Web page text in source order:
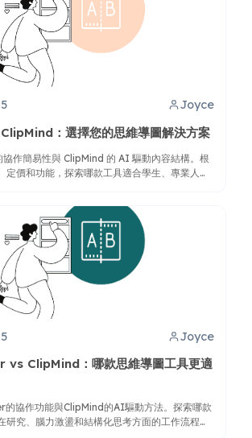
Joyce
：選擇您的思維導圖解決方案
作簡易性與 ClipMind 的 AI 驅動內容結構。根
定價和功能，探索哪款工具適合學生、專業人士
Joyce
ClipMind：哪款思維導圖工具更適
的協作功能與ClipMind的AI驅動方法。探索哪款
研究、腦力激盪和結構化思考方面的工作流程需